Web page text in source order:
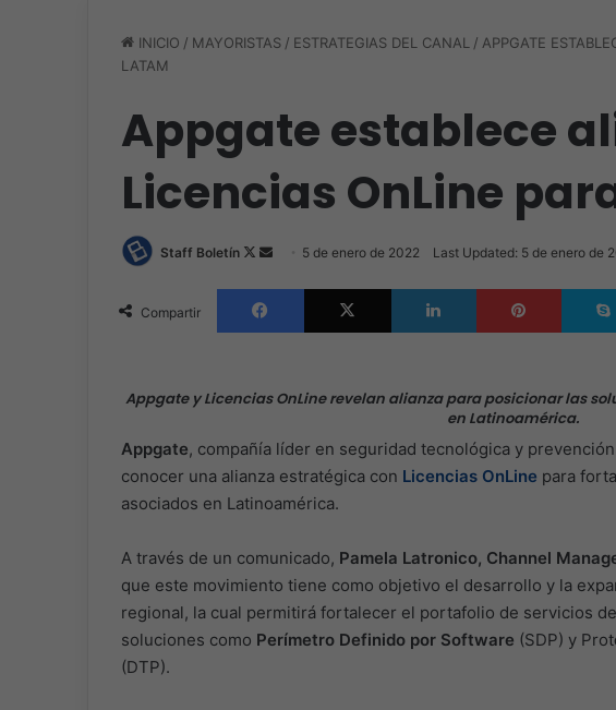
INICIO / MAYORISTAS / ESTRATEGIAS DEL CANAL / APPGATE
LATAM
Appgate establece
Licencias OnLine
Staff Boletín
Follow
X
Send 5 de enero de 2022 Last Updated: 5 de enero de
Compartir
Facebook X LinkedIn
Appgate y Licencias OnLine revelan alianza para posicionar las
en Latinoamérica.
Appgate, compañía líder en seguridad tecnológica y
conocer una alianza estratégica con Licencias OnLine para
asociados en Latinoamérica.
A través de un comunicado, Pamela Latronico, Channel
que este movimiento tiene como objetivo el desarrollo y la
regional, la cual permitirá fortalecer el portafolio de servicios
soluciones como Perímetro Definido por Software (SDP) y Prot
(DTP).